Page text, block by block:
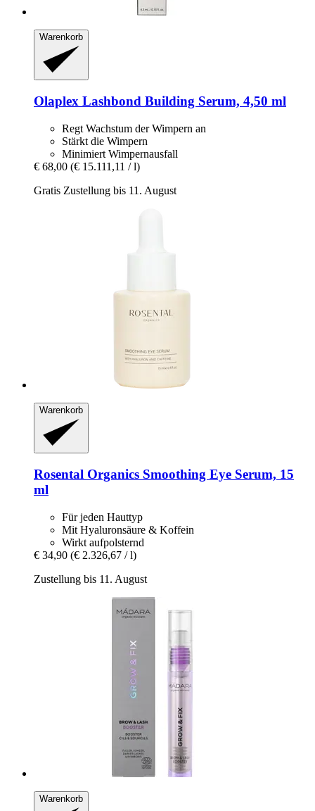
Warenkorb
Olaplex Lashbond Building Serum, 4,50 ml
Regt Wachstum der Wimpern an
Stärkt die Wimpern
Minimiert Wimpernausfall
€ 68,00 (€ 15.111,11 / l)
Gratis Zustellung bis 11. August
Warenkorb
Rosental Organics Smoothing Eye Serum, 15
ml
Für jeden Hauttyp
Mit Hyaluronsäure & Koffein
Wirkt aufpolsternd
€ 34,90 (€ 2.326,67 / l)
Zustellung bis 11. August
Warenkorb